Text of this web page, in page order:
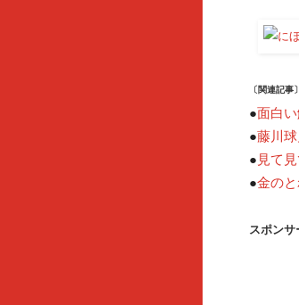
〔関連記事〕
●面白い
●藤川
● 見て
●金の
スポンサ